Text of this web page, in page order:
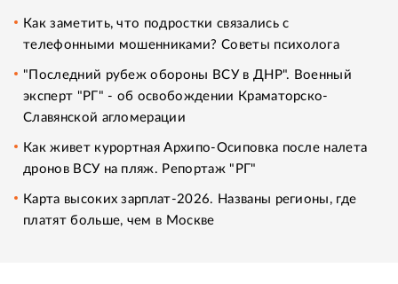
Как заметить, что подростки связались с
телефонными мошенниками? Советы психолога
"Последний рубеж обороны ВСУ в ДНР". Военный
эксперт "РГ" - об освобождении Краматорско-
Славянской агломерации
Как живет курортная Архипо-Осиповка после налета
дронов ВСУ на пляж. Репортаж "РГ"
Карта высоких зарплат-2026. Названы регионы, где
платят больше, чем в Москве